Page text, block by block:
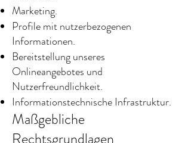
Marketing.
Profile mit nutzerbezogenen
Informationen.
Bereitstellung unseres
Onlineangebotes und
Nutzerfreundlichkeit.
Informationstechnische Infrastruktur.
Maßgebliche
Rechtsgrundlagen